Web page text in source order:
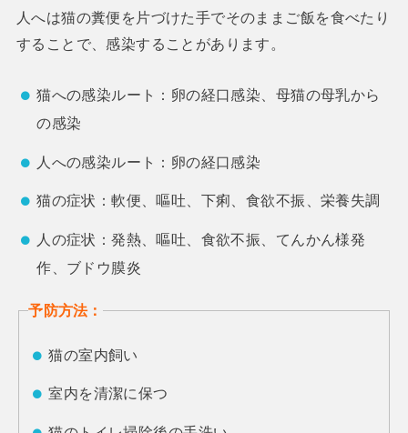
人へは猫の糞便を片づけた手でそのままご飯を食べたり
することで、感染することがあります。
猫への感染ルート：卵の経口感染、母猫の母乳から
の感染
人への感染ルート：卵の経口感染
猫の症状：軟便、嘔吐、下痢、食欲不振、栄養失調
人の症状：発熱、嘔吐、食欲不振、てんかん様発
作、ブドウ膜炎
予防方法：
猫の室内飼い
室内を清潔に保つ